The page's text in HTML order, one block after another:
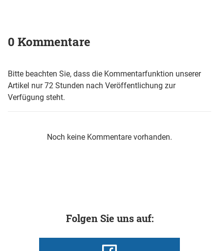
0 Kommentare
Bitte beachten Sie, dass die Kommentarfunktion unserer
Artikel nur 72 Stunden nach Veröffentlichung zur
Verfügung steht.
Noch keine Kommentare vorhanden.
Folgen Sie uns auf: